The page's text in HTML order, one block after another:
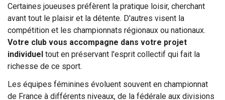
Certaines joueuses préfèrent la pratique loisir, cherchant
avant tout le plaisir et la détente. D'autres visent la
compétition et les championnats régionaux ou nationaux.
Votre club vous accompagne dans votre projet
individuel tout en préservant l'esprit collectif qui fait la
richesse de ce sport.
Les équipes féminines évoluent souvent en championnat
de France à différents niveaux, de la fédérale aux divisions